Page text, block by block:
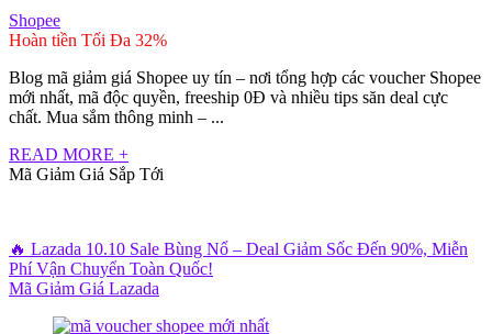
Shopee
Hoàn tiền Tối Đa 32%
Blog mã giảm giá Shopee uy tín – nơi tổng hợp các voucher Shopee
mới nhất, mã độc quyền, freeship 0Đ và nhiều tips săn deal cực
chất. Mua sắm thông minh – ...
READ MORE +
Mã Giảm Giá Sắp Tới
🔥 Lazada 10.10 Sale Bùng Nổ – Deal Giảm Sốc Đến 90%, Miễn
Phí Vận Chuyển Toàn Quốc!
Mã Giảm Giá Lazada